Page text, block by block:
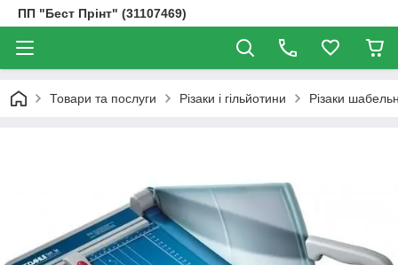
ПП "Бест Прінт" (31107469)
Товари та послуги Різаки і гільйотини Різаки